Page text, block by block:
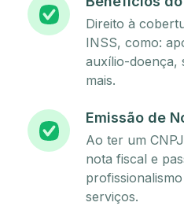
Direito à
INSS, como:
auxílio-doença,
mais.
Emissão de
Ao ter um
nota fiscal e
serviços.